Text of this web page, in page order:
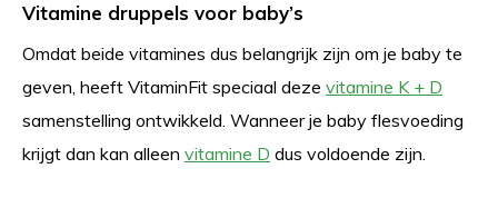
Vitamine druppels voor baby’s
Omdat beide vitamines dus belangrijk zijn om je baby te
geven, heeft VitaminFit speciaal deze vitamine K + D
samenstelling ontwikkeld. Wanneer je baby flesvoeding
krijgt dan kan alleen vitamine D dus voldoende zijn.